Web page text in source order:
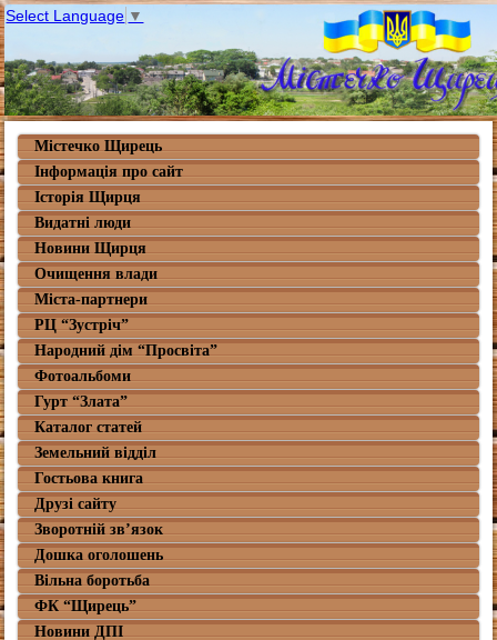
Select Language ▼
Містечко Щирець
Інформація про сайт
Історія Щирця
Видатні люди
Новини Щирця
Очищення влади
Міста-партнери
РЦ “Зустріч”
Народний дім “Просвіта”
Фотоальбоми
Гурт “Злата”
Каталог статей
Земельний відділ
Гостьова книга
Друзі сайту
Зворотній зв’язок
Дошка оголошень
Вільна боротьба
ФК “Щирець”
Новини ДПІ